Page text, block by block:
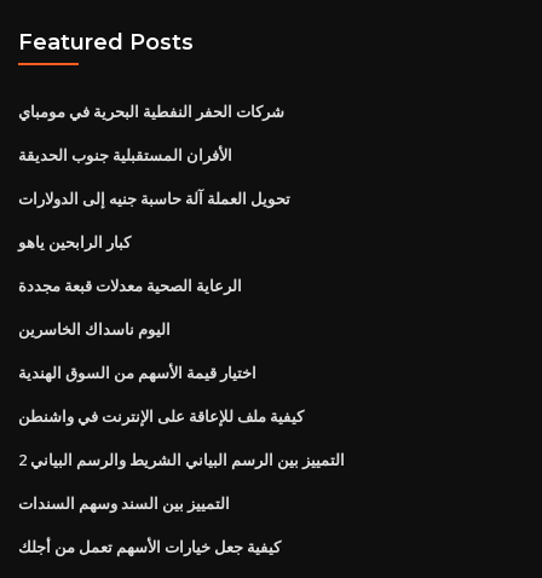
Featured Posts
شركات الحفر النفطية البحرية في مومباي
الأفران المستقبلية جنوب الحديقة
تحويل العملة آلة حاسبة جنيه إلى الدولارات
كبار الرابحين ياهو
الرعاية الصحية معدلات قبعة مجددة
اليوم ناسداك الخاسرين
اختيار قيمة الأسهم من السوق الهندية
كيفية ملف للإعاقة على الإنترنت في واشنطن
2 التمييز بين الرسم البياني الشريط والرسم البياني
التمييز بين السند وسهم السندات
كيفية جعل خيارات الأسهم تعمل من أجلك